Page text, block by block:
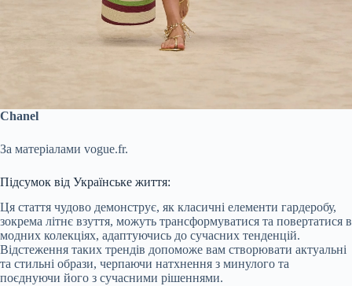
Chanel
За матеріалами vogue.fr.
Підсумок від Українське життя:
Ця стаття чудово демонструє, як класичні елементи гардеробу,
зокрема літнє взуття, можуть трансформуватися та повертатися в
модних колекціях, адаптуючись до сучасних тенденцій.
Відстеження таких трендів допоможе вам створювати актуальні
та стильні образи, черпаючи натхнення з минулого та
поєднуючи його з сучасними рішеннями.